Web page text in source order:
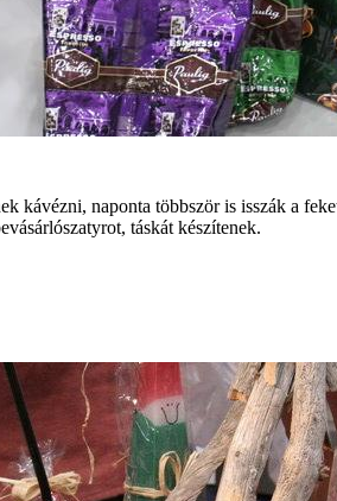
kávézni, naponta többször is isszák a
táskát készítenek.